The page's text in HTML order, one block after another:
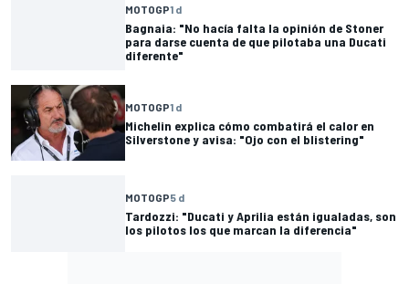
MOTOGP1 d
Bagnaia: "No hacía falta la opinión de Stoner
para darse cuenta de que pilotaba una Ducati
diferente"
MOTOGP1 d
Michelin explica cómo combatirá el calor en
Silverstone y avisa: "Ojo con el blistering"
MOTOGP5 d
Tardozzi: "Ducati y Aprilia están igualadas, son
los pilotos los que marcan la diferencia"